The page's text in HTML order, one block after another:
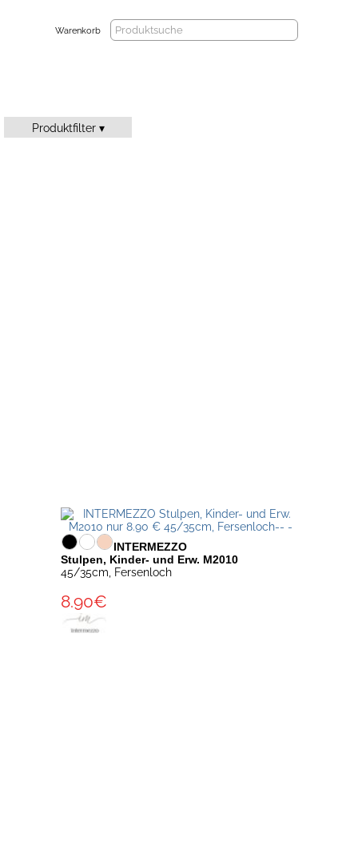
Warenkorb
Produktfilter ▾
INTERMEZZO
Stulpen, Kinder- und Erw. M2010
45/35cm, Fersenloch
8.90€